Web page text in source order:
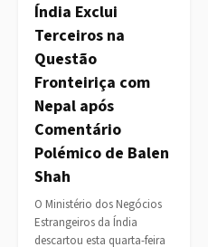
Índia Exclui
Terceiros na
Questão
Fronteiriça com
Nepal após
Comentário
Polémico de Balen
Shah
O Ministério dos Negócios
Estrangeiros da Índia
descartou esta quarta-feira